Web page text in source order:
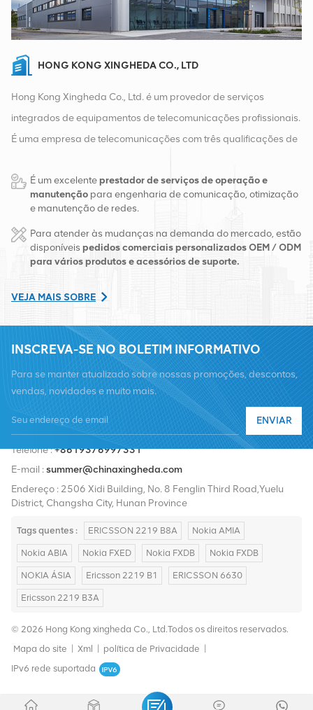
HONG KONG XINGHEDA CO., LTD
Hong Kong Xingheda Co., Ltd. é um provedor de serviços
integrados de equipamentos de telecomunicações profissionais.
É uma empresa de telecomunicações com três qualificações de
empresa possui dois armazéns inteligentes e centros de
distribuição de fábrica em Changsha e Hong Kong. Em 2016,
China. Com sede na China, realizamos negócios internacionais
no Sudeste Asiático, Europa, Estados Unidos, África e Rússia,
equipamentos e serviços de manutenção abrangentes, como
transmissão, fornecimento de energia, módulos ópticos, cabos,
terminais e materiais auxiliares de suporte. Os prestadores de
serviços incluem Nokia, Ericsson, Huawei, ZTE, Bell, Alcatel,
Nortel, Siemens e Lucent. Expandiremos nossa participação no
mercado internacional com produtos de alta qualidade, serviços
de alta qualidade, preços razoáveis ​​e entrega pontual.
É um excelenteprestador de serviços de operação e
manutenção para engenharia de comunicação, otimização
e manutenção de redes.
Para atender às mudanças na demanda do mercado, estão
disponíveispedidos comerciais personalizados OEM / ODM
para vários produtos e acessórios de suporte.
VEJA MAIS SOBRE
INSCREVA-SE NO BOLETIM INFORMATIVO
Para se manter atualizado sobre nossas promoções, descontos,
vendas, novidades e muito mais.
ENVIAR
Telefone :+8619376997331
E-mail :summer@chinaxingheda.com
Endereço : 2506 Xidi Building, No. 8 Fenglin Third Road,Yuelu
District, Changsha City, Hunan Province
Tags quentes : ERICSSON 2219 B8A Nokia AMIA
Nokia ABIA Nokia FXED Nokia FXDB Nokia FXDB
NOKIA ÁSIA Ericsson 2219 B1 ERICSSON 6630
Ericsson 2219 B3A
© 2026 Hong Kong xingheda Co., Ltd.Todos os direitos reservados.
Mapa do site
Xml política de Privacidade
IPv6 rede suportada